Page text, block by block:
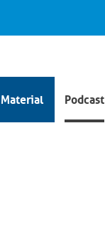
Material Podcast